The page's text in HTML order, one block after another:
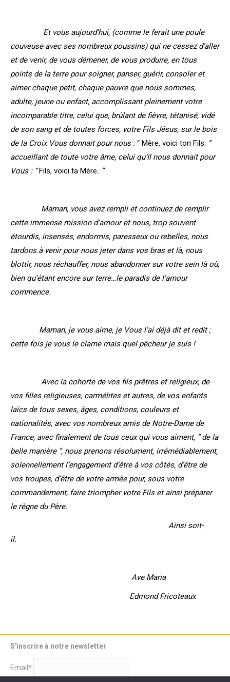
Et vous aujourd’hui, (comme le ferait une poule
couveuse avec ses nombreux poussins) qui ne cessez d’aller
et de venir, de vous démener, de vous produire, en tous
points de la terre pour soigner, panser, guérir, consoler et
aimer chaque petit, chaque pauvre que nous sommes,
adulte, jeune ou enfant, accomplissant pleinement votre
incomparable titre, celui que, brûlant de fièvre, tétanisé, vidé
de son sang et de toutes forces, votre Fils Jésus, sur le bois
de la Croix Vous donnait pour nous :“ Mère, voici ton Fils. ”
accueillant de toute votre âme, celui qu’Il nous donnait pour
Vous : “Fils, voici ta Mère. ”
Maman, vous avez rempli et continuez de remplir
cette immense mission d’amour et nous, trop souvent
étourdis, insensés, endormis, paresseux ou rebelles, nous
tardons à venir pour nous jeter dans vos bras et là, nous
blottir, nous réchauffer, nous abandonner sur votre sein là où,
bien qu’étant encore sur terre…le paradis de l’amour
commence.
Maman, je vous aime, je Vous l’ai déjà dit et redit ;
cette fois je vous le clame mais quel pêcheur je suis !
Avec la cohorte de vos fils prêtres et religieux, de
vos filles religieuses, carmélites et autres, de vos enfants
laïcs de tous sexes, âges, conditions, couleurs et
nationalités, avec vos nombreux amis de Notre-Dame de
France, avec finalement de tous ceux qui vous aiment, “ de la
belle manière ”, nous prenons résolument, irrémédiablement,
solennellement l’engagement d’être à vos côtés, d’être de
vos troupes, d’être de votre armée pour, sous votre
commandement, faire triompher votre Fils et ainsi préparer
le règne du Père.
Ainsi soit-
il.
Ave Maria
Edmond Fricoteaux
S'inscrire à notre newsletter
Email*